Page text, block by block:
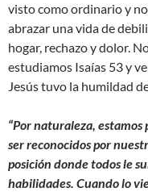
visto como ordinario y
abrazar una vida de
hogar, rechazo y dolor.
estudiamos Isaías 53 y
Jesús tuvo la humildad
“Por naturaleza,
ser reconocidos por
posición donde todos le
habilidades. Cuando lo